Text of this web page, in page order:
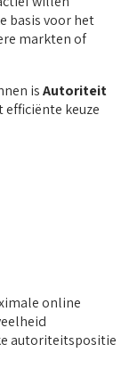
basis voor het
markten of
isAutoriteit
efficiënte keuze
online
autoriteitspositie